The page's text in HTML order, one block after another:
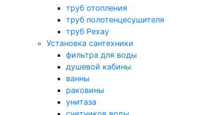
труб отопления
труб полотенцесушителя
труб Рехау
Установка сантехники
фильтра для воды
душевой кабины
ванны
раковины
унитаза